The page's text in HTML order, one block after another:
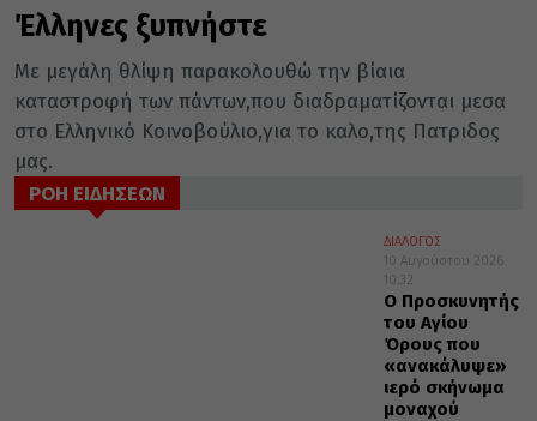
Έλληνες ξυπνήστε
Με μεγάλη θλίψη παρακολουθώ την βίαια
καταστροφή των πάντων,που διαδραματίζονται μεσα
στο Ελληνικό Κοινοβούλιο,για το καλο,της Πατριδος
μας.
ΡΟΗ ΕΙΔΗΣΕΩΝ
ΔΙΑΛΟΓΟΣ
10 Αυγούστου 2026
10:32
Ο Προσκυνητής
του Αγίου
Όρους που
«ανακάλυψε»
ιερό σκήνωμα
μοναχού